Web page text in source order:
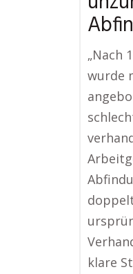
„Nach
wurde
klare